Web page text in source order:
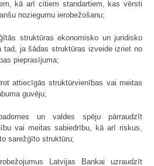
kā arī citiem standartiem, kas vērsti
noziegumu ierobežošanu;
struktūras ekonomisko un juridisko
tad, ja šādas struktūras izveide izriet no
pieprasījuma;
attiecīgās struktūrvienības vai meitas
guvēju;
un valdes spēju pārraudzīt
vai meitas sabiedrību, kā arī riskus,
sarežģīto struktūru;
Latvijas Bankai uzraudzīt